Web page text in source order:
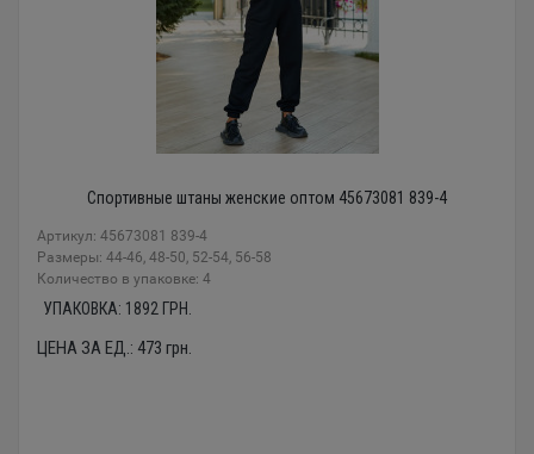
Спортивные штаны женские оптом 45673081 839-4
Артикул: 45673081 839-4
Размеры: 44-46, 48-50, 52-54, 56-58
Количество в упаковке: 4
УПАКОВКА: 1892 ГРН.
ЦЕНА ЗА ЕД.: 473 грн.